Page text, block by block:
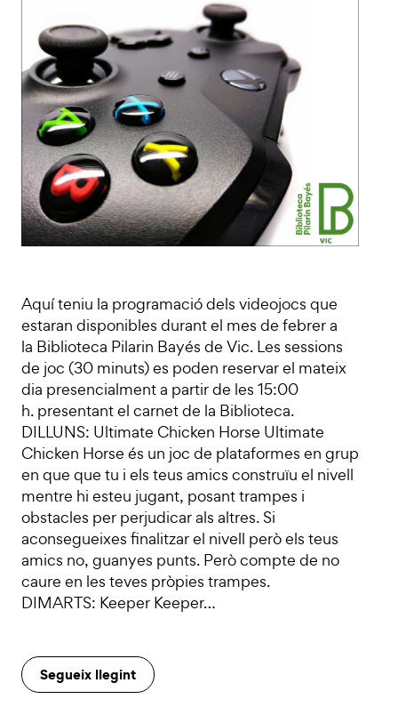
Aquí teniu la programació dels videojocs que
estaran disponibles durant el mes de febrer a
la Biblioteca Pilarin Bayés de Vic. Les sessions
de joc (30 minuts) es poden reservar el mateix
dia presencialment a partir de les 15:00
h. presentant el carnet de la Biblioteca.
DILLUNS: Ultimate Chicken Horse Ultimate
Chicken Horse és un joc de plataformes en grup
en que que tu i els teus amics construïu el nivell
mentre hi esteu jugant, posant trampes i
obstacles per perjudicar als altres. Si
aconsegueixes finalitzar el nivell però els teus
amics no, guanyes punts. Però compte de no
caure en les teves pròpies trampes.
DIMARTS: Keeper Keeper…
Segueix llegint